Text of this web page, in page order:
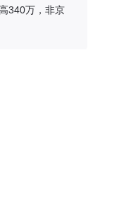
340万，非京